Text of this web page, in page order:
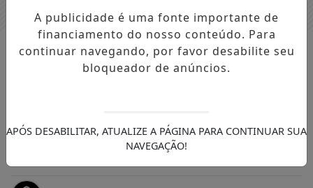
NOTÍCIAS GERAL
Audiência Pública sobre Regula
projeto de lei que trata da regularização de
obras no município.
A publicidade é uma fonte importante de
financiamento do nosso conteúdo. Para
continuar navegando, por favor desabilite seu
bloqueador de anúncios.
APÓS DESABILITAR, ATUALIZE A PÁGINA PARA CONTINUAR SUA
NAVEGAÇÃO!